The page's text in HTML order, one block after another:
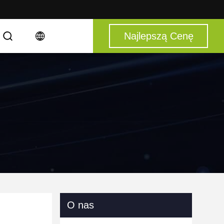
Najlepszą Cenę
O nas